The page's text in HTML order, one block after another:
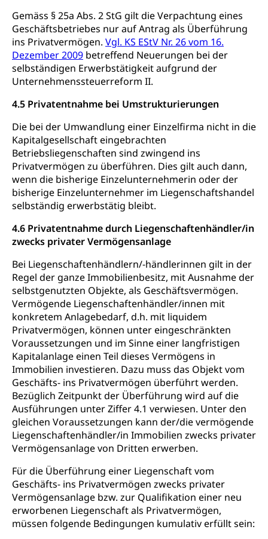
Gemäss § 25a Abs. 2 StG gilt die Verpachtung eines
Geschäftsbetriebes nur auf Antrag als Überführung
ins Privatvermögen. Vgl. KS EStV Nr. 26 vom 16.
Dezember 2009 betreffend Neuerungen bei der
selbständigen Erwerbstätigkeit aufgrund der
Unternehmenssteuerreform II.
4.5 Privatentnahme bei Umstrukturierungen
Die bei der Umwandlung einer Einzelfirma nicht in die
Kapitalgesellschaft eingebrachten
Betriebsliegenschaften sind zwingend ins
Privatvermögen zu überführen. Dies gilt auch dann,
wenn die bisherige Einzelunternehmerin oder der
bisherige Einzelunternehmer im Liegenschaftshandel
selbständig erwerbstätig bleibt.
4.6 Privatentnahme durch Liegenschaftenhändler/in
zwecks privater Vermögensanlage
Bei Liegenschaftenhändlern/-händlerinnen gilt in der
Regel der ganze Immobilienbesitz, mit Ausnahme der
selbstgenutzten Objekte, als Geschäftsvermögen.
Vermögende Liegenschaftenhändler/innen mit
konkretem Anlagebedarf, d.h. mit liquidem
Privatvermögen, können unter eingeschränkten
Voraussetzungen und im Sinne einer langfristigen
Kapitalanlage einen Teil dieses Vermögens in
Immobilien investieren. Dazu muss das Objekt vom
Geschäfts- ins Privatvermögen überführt werden.
Bezüglich Zeitpunkt der Überführung wird auf die
Ausführungen unter Ziffer 4.1 verwiesen. Unter den
gleichen Voraussetzungen kann der/die vermögende
Liegenschaftenhändler/in Immobilien zwecks privater
Vermögensanlage von Dritten erwerben.
Für die Überführung einer Liegenschaft vom
Geschäfts- ins Privatvermögen zwecks privater
Vermögensanlage bzw. zur Qualifikation einer neu
erworbenen Liegenschaft als Privatvermögen,
müssen folgende Bedingungen kumulativ erfüllt sein: